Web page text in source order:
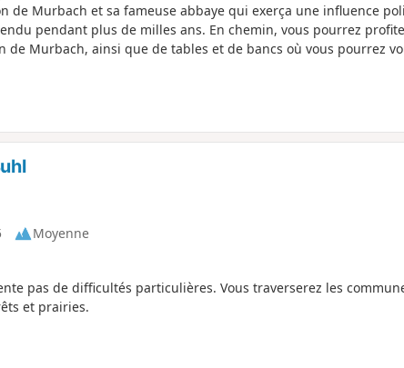
de Murbach et sa fameuse abbaye qui exerça une influence
pendant plus de milles ans. En chemin, vous pourrez
de Murbach, ainsi que de tables et de bancs où vous pourrez
Moyenne
pas de difficultés particulières. Vous traverserez les
et prairies.